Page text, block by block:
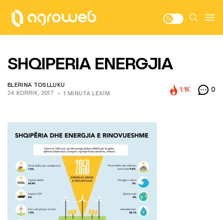
SHQIPERIA ENERGJIA
BLERINA TOSLLUKU
24 KORRIK, 2017
1 MINUTA LEXIM
1.1K 0